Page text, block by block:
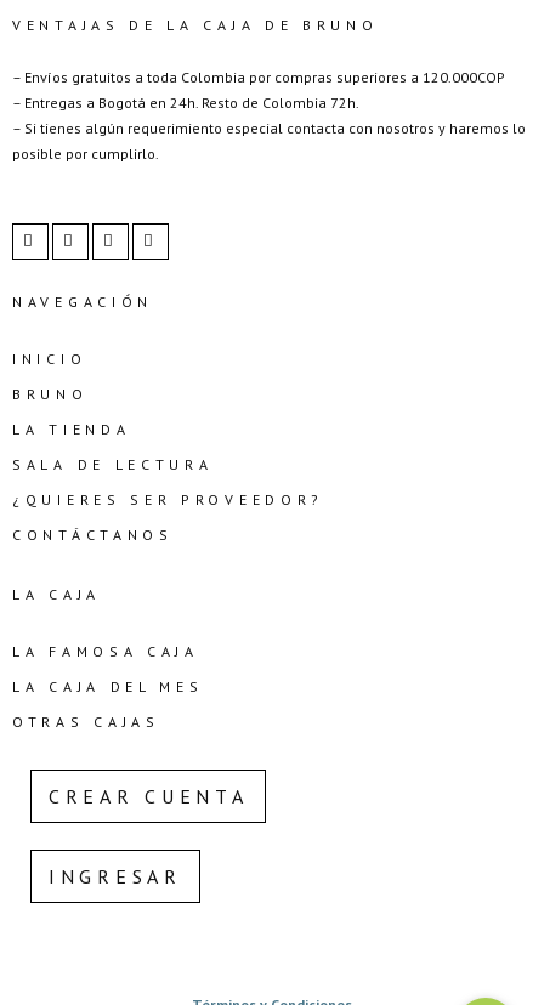
VENTAJAS DE LA CAJA DE BRUNO
– Envíos gratuitos a toda Colombia por compras superiores a 120.000COP
– Entregas a Bogotá en 24h. Resto de Colombia 72h.
– Si tienes algún requerimiento especial contacta con nosotros y haremos lo
posible por cumplirlo.
NAVEGACIÓN
INICIO
BRUNO
LA TIENDA
SALA DE LECTURA
¿QUIERES SER PROVEEDOR?
CONTÁCTANOS
LA CAJA
LA FAMOSA CAJA
LA CAJA DEL MES
OTRAS CAJAS
CREAR CUENTA
INGRESAR